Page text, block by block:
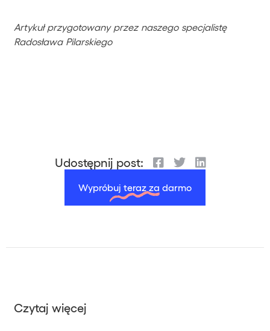
Artykuł przygotowany przez naszego specjalistę
Radosława Pilarskiego
Udostępnij post:
Wypróbuj teraz za darmo
Czytaj więcej